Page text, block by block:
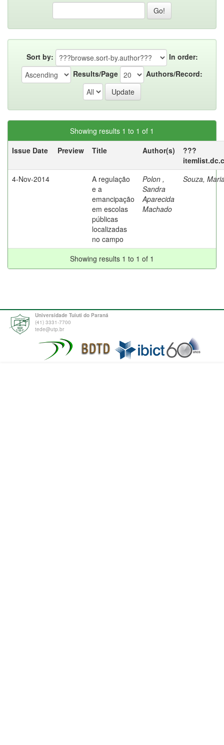
Sort by:
In order:
Results/Page
Authors/Record:
Showing results 1 to 1 of 1
Issue Date
Preview Title Author(s)
???
4-Nov-2014
A regulação
e a
emancipação
em escolas
públicas
localizadas
no campo
Polon ,
Sandra
Aparecida
Machado
Souza,
Showing results 1 to 1 of 1
Universidade Tuiuti do Paraná
(41) 3331-7700
tede@utp.br